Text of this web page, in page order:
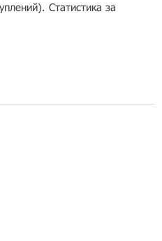
Статистика за